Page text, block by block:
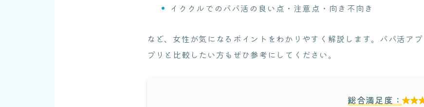
イククルでのパパ活の良い点・注意点・向き不向き
など、女性が気になるポイントをわかりやすく解説します。パパ活ア
プリと比較したい方もぜひ参考にしてください。
総合満足度：